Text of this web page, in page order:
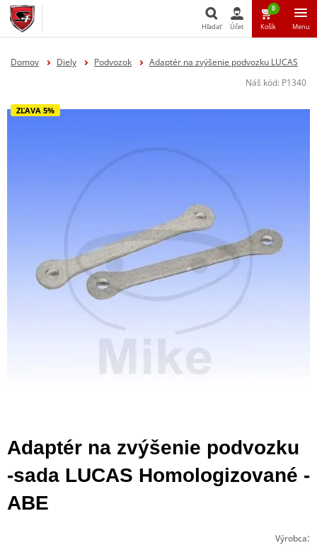
Hľadať
Hľadať Účet
0
Košík Menu
Domov Diely Podvozok
Adaptér na zvýšenie podvozku LUCAS
Náš kód: P1340
ZĽAVA 5%
Adaptér na zvýšenie podvozku
-sada LUCAS Homologizované -
ABE
Výrobca: